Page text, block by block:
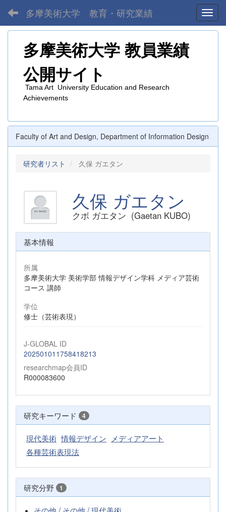
多摩美術大学 教育・研究業績
多摩美術大学 教員業績
公開サイト
Tama Art University Education and Research
Achievements
Faculty of Art and Design, Department of Information Design
研究者リスト 久保 ガエタン
久保 ガエタン
クボ ガエタン (Gaetan KUBO)
基本情報
所属
多摩美術大学 美術学部 情報デザイン学科 メディア芸術
コース 講師
学位
修士（芸術表現）
J-GLOBAL ID
202501011758418213
researchmap会員ID
R000083600
研究キーワード 4
現代美術 情報デザイン
メディアアート
各種芸術表現法
研究分野 1